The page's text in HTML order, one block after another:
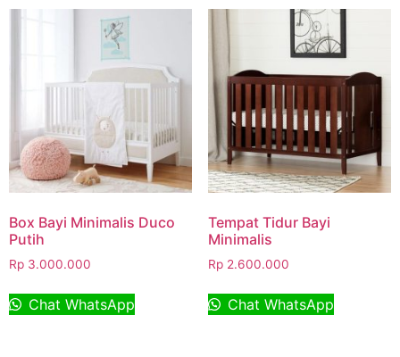
Box Bayi Minimalis Duco
Putih
Rp 3.000.000
Chat WhatsApp
Tempat Tidur Bayi
Minimalis
Rp2.600.000
Chat WhatsApp